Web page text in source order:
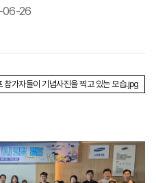
26
참가자들이 기념사진을 찍고 있는 모습.jpg